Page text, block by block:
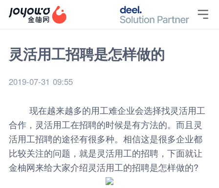

灵活用工招聘是怎样做的
2019-07-31 09:55
现在越来越多的用工难企业会选择找灵活用工
合作，灵活用工在招聘的时候是有方法的。而且灵
活用工招聘的途径有很多种。相信这是很多企业都
比较关注的问题，就是灵活用工的招聘，下面就让
金柚网来给大家介绍灵活用工的招聘是怎样做的?